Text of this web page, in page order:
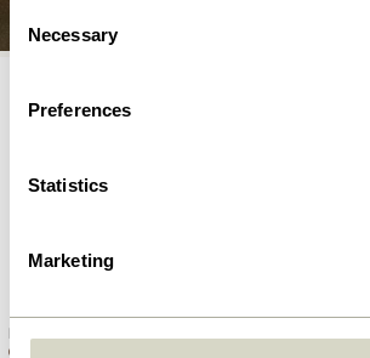
Selection
Necessary
Preferences
Statistics
Marketing
Flare Knage Bruneret Messing